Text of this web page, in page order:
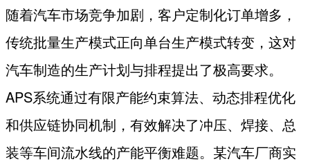
随着汽车市场竞争加剧，客户定制化订单增多，
传统批量生产模式正向单台生产模式转变，这对
汽车制造的生产计划与排程提出了极高要求。
APS系统通过有限产能约束算法、动态排程优化
和供应链协同机制，有效解决了冲压、焊接、总
装等车间流水线的产能平衡难题。某汽车厂商实